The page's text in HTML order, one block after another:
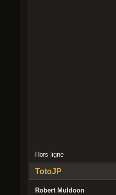
Hors ligne
TotoJP
Robert Muldoon